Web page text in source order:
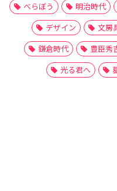
べらぼう
明治時代
デザイン
文房
鎌倉時代
豊臣秀
光る君へ